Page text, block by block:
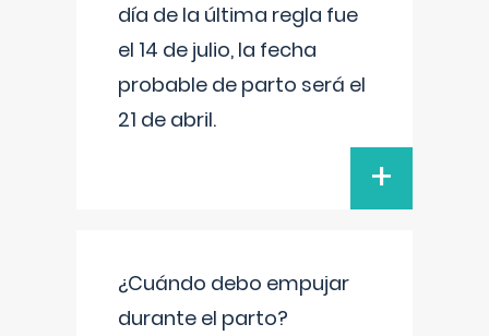
día de la última regla fue
el 14 de julio, la fecha
probable de parto será el
21 de abril.
+
¿Cuándo debo empujar
durante el parto?